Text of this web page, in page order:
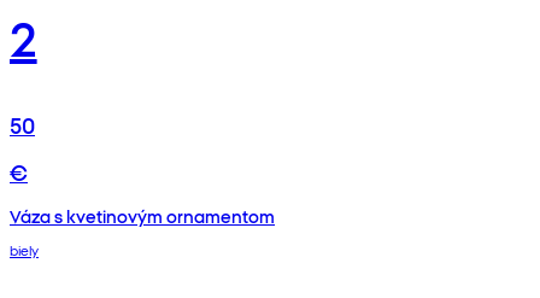
2
50
€
Váza s kvetinovým ornamentom
biely